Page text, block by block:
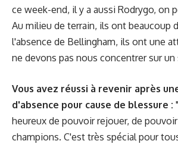
ce week-end, il y a aussi Rodrygo, on
Au milieu de terrain, ils ont beaucoup
l'absence de Bellingham, ils ont une
ne devons pas nous concentrer sur un
Vous avez réussi à revenir après
d'absence pour cause de blessure :
heureux de pouvoir rejouer, de
champions. C'est très spécial pour